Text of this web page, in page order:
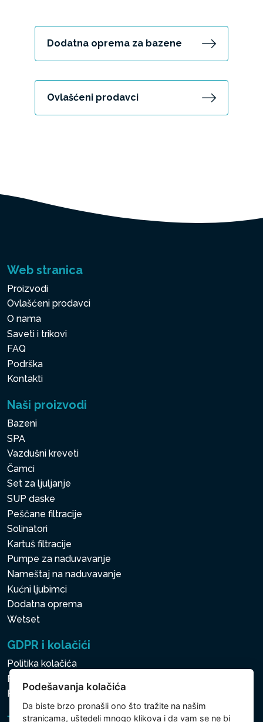
Dodatna oprema za bazene
Ovlašćeni prodavci
Web stranica
Proizvodi
Ovlašćeni prodavci
O nama
Saveti i trikovi
FAQ
Podrška
Kontakti
Naši proizvodi
Bazeni
SPA
Vazdušni kreveti
Čamci
Set za ljuljanje
SUP daske
Peščane filtracije
Solinatori
Kartuš filtracije
Pumpe za naduvavanje
Nameštaj na naduvavanje
Kućni ljubimci
Dodatna oprema
Wetset
GDPR i kolačići
Politika kolačića
Politika zaštite ličnih i drugih obrađivanih podataka
Politika kolačića
Podešavanja kolačića
Da biste brzo pronašli ono što tražite na našim
stranicama, uštedeli mnogo klikova i da vam se ne bi